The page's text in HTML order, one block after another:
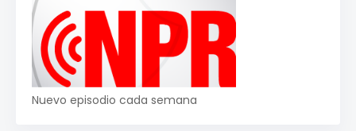
Nuevo episodio cada semana